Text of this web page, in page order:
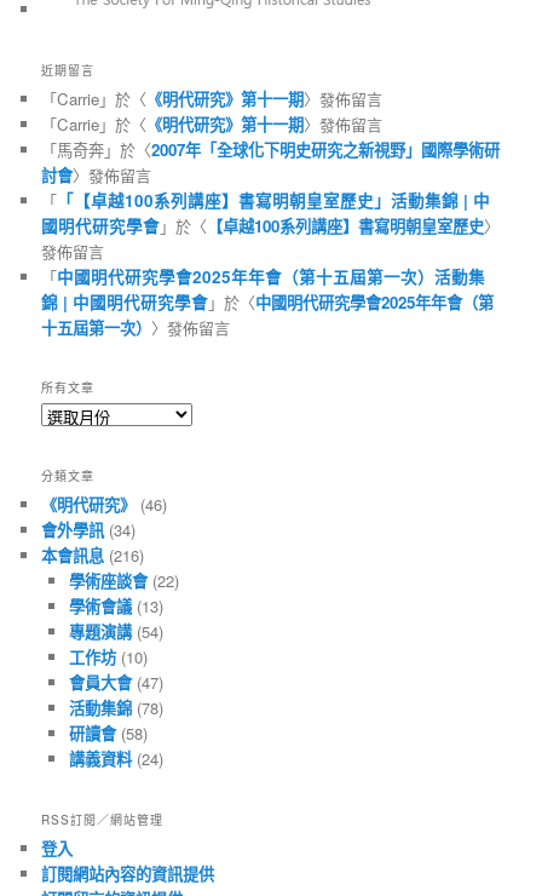
近期留言
「Carrie」於〈 《明代研究》第十一期〉發佈留言
「Carrie」於〈 《明代研究》第十一期〉發佈留言
「馬奇奔」於〈2007年「全球化下明史研究之新視野」國際學術研
討會〉發佈留言
「 「【卓越100系列講座】書寫明朝皇室歷史」活動集錦 | 中
國明代研究學會」於〈 【卓越100系列講座】書寫明朝皇室歷史〉
發佈留言
「中國明代研究學會2025年年會（第十五屆第一次）活動集
錦 | 中國明代研究學會」於〈中國明代研究學會2025年年會（第
十五屆第一次） 〉發佈留言
所有文章
所
章
分類文章
《明代研究》 (46)
會外學訊(34)
本會訊息 (216)
學術座談會(22)
學術會議(13)
專題演講(54)
工作坊(10)
會員大會(47)
活動集錦(78)
研讀會(58)
講義資料(24)
RSS訂閱／網站管理
登入
訂閱網站內容的資訊提供